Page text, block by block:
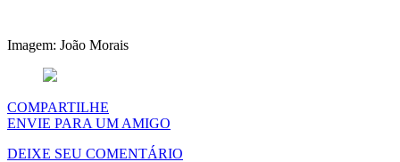
Imagem: João Morais
COMPARTILHE
ENVIE PARA UM AMIGO
DEIXE SEU COMENTÁRIO